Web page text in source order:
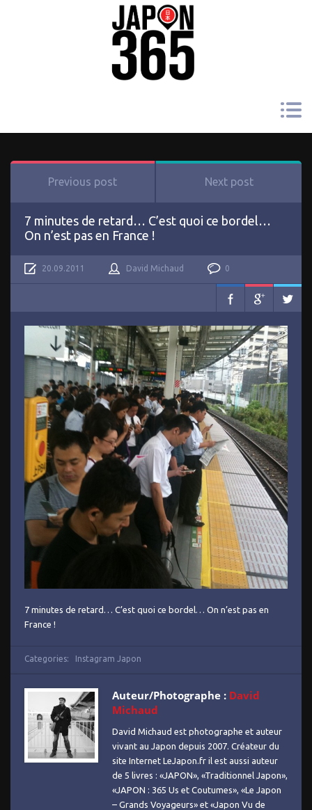
Previous post Next post
7 minutes de retard… C’est quoi ce bordel…
On n’est pas en France !
20.09.2011 David Michaud 0
7 minutes de retard… C’est quoi ce bordel… On n’est pas en
France !
Categories: Instagram Japon
Auteur/Photographe : David
Michaud
David Michaud est photographe et auteur
vivant au Japon depuis 2007. Créateur du
site Internet LeJapon.fr il est aussi auteur
de 5 livres : «JAPON», «Traditionnel Japon»,
«JAPON : 365 Us et Coutumes», «Le Japon
– Grands Voyageurs» et «Japon Vu de